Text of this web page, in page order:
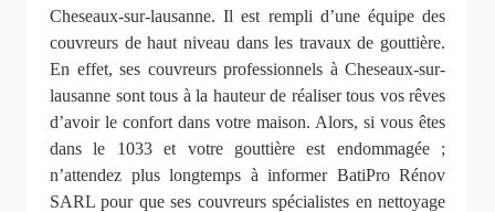
Cheseaux-sur-lausanne. Il est rempli d’une équipe des
couvreurs de haut niveau dans les travaux de gouttière.
En effet, ses couvreurs professionnels à Cheseaux-sur-
lausanne sont tous à la hauteur de réaliser tous vos rêves
d’avoir le confort dans votre maison. Alors, si vous êtes
dans le 1033 et votre gouttière est endommagée ;
n’attendez plus longtemps à informer BatiPro Rénov
SARL pour que ses couvreurs spécialistes en nettoyage